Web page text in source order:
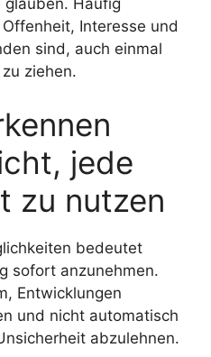
Interesse und
sind, auch einmal
ziehen.
jede
zu nutzen
bedeutet
sofort anzunehmen.
Entwicklungen
und nicht automatisch
abzulehnen.